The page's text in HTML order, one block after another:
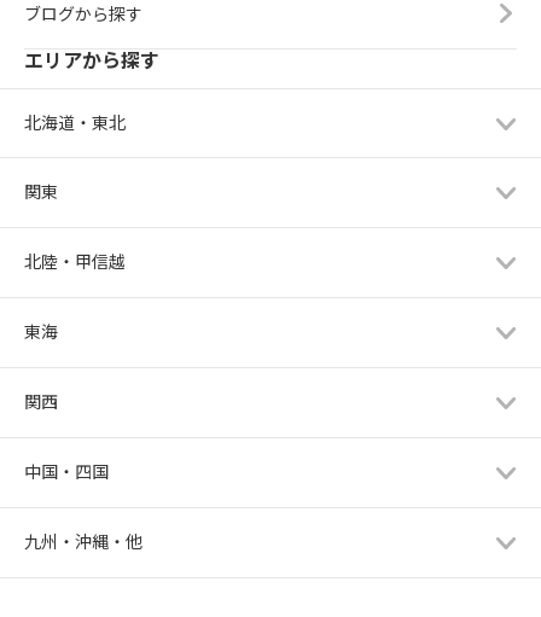
ブログから探す
エリアから探す
北海道・東北
関東
北陸・甲信越
東海
関西
中国・四国
九州・沖縄・他